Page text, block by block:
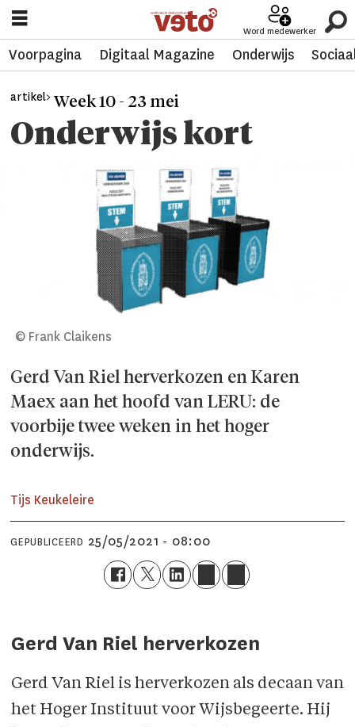
Word medewerker
Voorpagina Digitaal Magazine Onderwijs
artikel> Week 10 - 23 mei
Onderwijs kort
© Frank Claikens
Gerd Van Riel herverkozen en Karen
Maex aan het hoofd van LERU: de
voorbije twee weken in het hoger
onderwijs.
Tijs Keukeleire
GEPUBLICEERD 25/05/2021 - 08:00
Gerd Van Riel herverkozen
Gerd Van Riel is herverkozen als decaan van
het Hoger Instituut voor Wijsbegeerte. Hij